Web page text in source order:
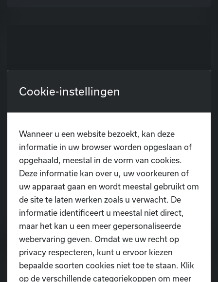
Cookie-instellingen
Wanneer u een website bezoekt, kan deze
informatie in uw browser worden opgeslaan of
opgehaald, meestal in de vorm van cookies.
Deze informatie kan over u, uw voorkeuren of
uw apparaat gaan en wordt meestal gebruikt om
de site te laten werken zoals u verwacht. De
informatie identificeert u meestal niet direct,
maar het kan u een meer gepersonaliseerde
webervaring geven. Omdat we uw recht op
privacy respecteren, kunt u ervoor kiezen
bepaalde soorten cookies niet toe te staan. Klik
op de verschillende categoriekoppen om meer